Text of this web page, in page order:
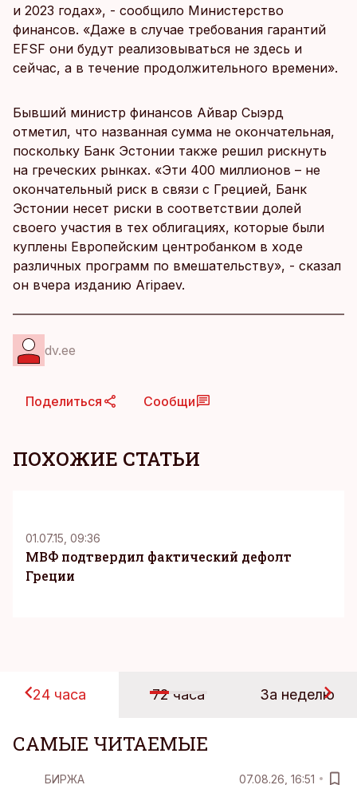
и 2023 годах», - сообщило Министерство
финансов. «Даже в случае требования гарантий
EFSF они будут реализовываться не здесь и
сейчас, а в течение продолжительного времени».
Бывший министр финансов Айвар Сыэрд
отметил, что названная сумма не окончательная,
поскольку Банк Эстонии также решил рискнуть
на греческих рынках. «Эти 400 миллионов – не
окончательный риск в связи с Грецией, Банк
Эстонии несет риски в соответствии долей
своего участия в тех облигациях, которые были
куплены Европейским центробанком в ходе
различных программ по вмешательству», - сказал
он вчера изданию Aripaev.
dv.ee
Поделиться Сообщи
ПОХОЖИЕ СТАТЬИ
01.07.15, 09:36
МВФ подтвердил фактический дефолт
Греции
24 часа 72 часа За неделю
САМЫЕ ЧИТАЕМЫЕ
БИРЖА 07.08.26, 16:51